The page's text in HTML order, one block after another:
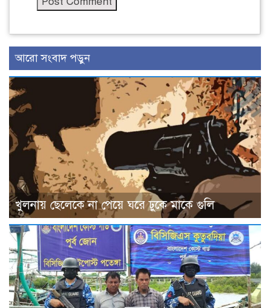
আরো সংবাদ পড়ুন
খুলনায় ছেলেকে না পেয়ে ঘরে ঢুকে মাকে গুলি